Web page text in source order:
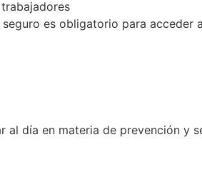
es obligatorio para acceder
al día en materia de prevención y